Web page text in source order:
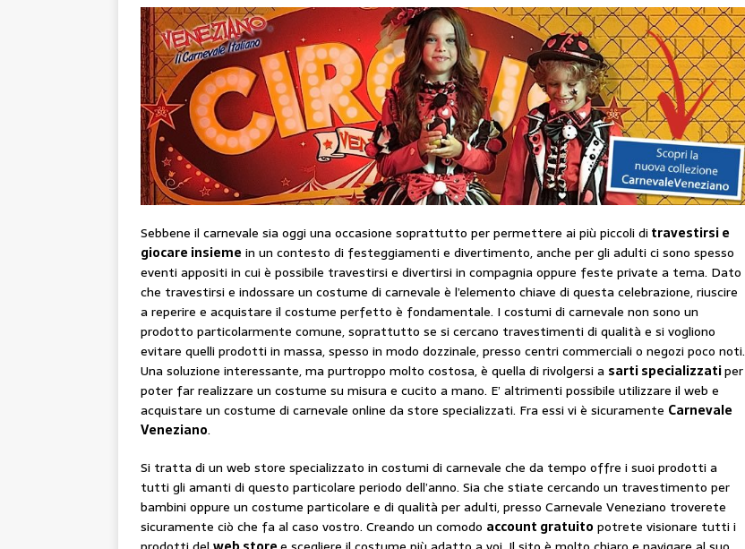
Sebbene il carnevale sia oggi una occasione soprattutto per permettere ai più piccoli di travestirsi e
giocare insieme in un contesto di festeggiamenti e divertimento, anche per gli adulti ci sono spesso
eventi appositi in cui è possibile travestirsi e divertirsi in compagnia oppure feste private a tema. Dato
che travestirsi e indossare un costume di carnevale è l’elemento chiave di questa celebrazione, riuscire
a reperire e acquistare il costume perfetto è fondamentale. I costumi di carnevale non sono un
prodotto particolarmente comune, soprattutto se si cercano travestimenti di qualità e si vogliono
evitare quelli prodotti in massa, spesso in modo dozzinale, presso centri commerciali o negozi poco noti.
Una soluzione interessante, ma purtroppo molto costosa, è quella di rivolgersi a sarti specializzatiper
poter far realizzare un costume su misura e cucito a mano. E’ altrimenti possibile utilizzare il web e
acquistare un costume di carnevale online da store specializzati. Fra essi vi è sicuramente Carnevale
Veneziano.
Si tratta di un web store specializzato in costumi di carnevale che da tempo offre i suoi prodotti a
tutti gli amanti di questo particolare periodo dell’anno. Sia che stiate cercando un travestimento per
bambini oppure un costume particolare e di qualità per adulti, presso Carnevale Veneziano troverete
sicuramente ciò che fa al caso vostro. Creando un comodo account gratuito potrete visionare tutti i